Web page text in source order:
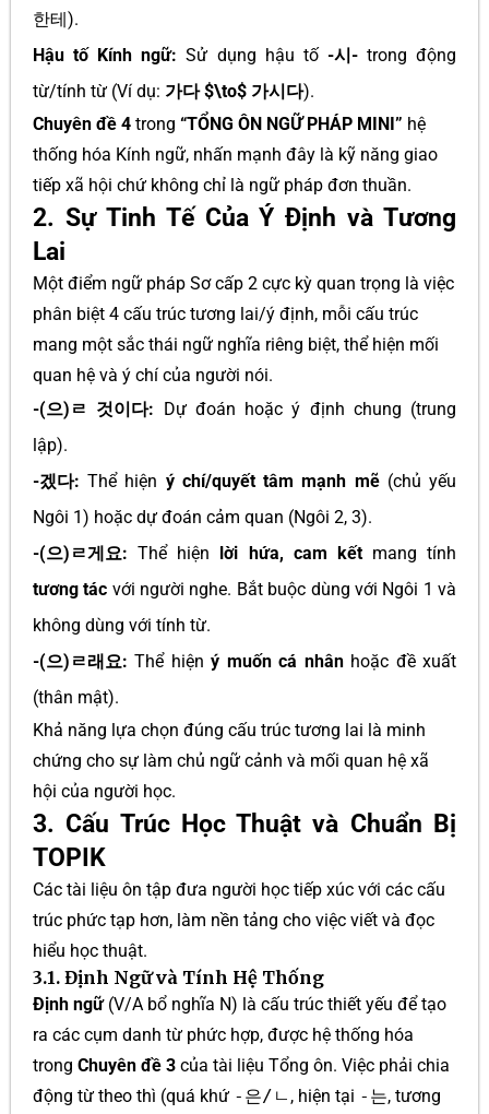
한테).
Hậu tố Kính ngữ: Sử dụng hậu tố -시-trong động
từ/tính từ (Ví dụ: 가다 $\to$ 가시다).
Chuyên đề 4 trong “TỔNG ÔN NGỮ PHÁP MINI” hệ
thống hóa Kính ngữ, nhấn mạnh đây là kỹ năng giao
tiếp xã hội chứ không chỉ là ngữ pháp đơn thuần.
2. Sự Tinh Tế Của Ý Định và Tương
Lai
Một điểm ngữ pháp Sơ cấp 2 cực kỳ quan trọng là việc
phân biệt 4 cấu trúc tương lai/ý định, mỗi cấu trúc
mang một sắc thái ngữ nghĩa riêng biệt, thể hiện mối
quan hệ và ý chí của người nói.
-(으)ㄹ 것이다: Dự đoán hoặc ý định chung (trung
lập).
-겠다: Thể hiện ý chí/quyết tâm mạnh mẽ(chủ yếu
Ngôi 1) hoặc dự đoán cảm quan (Ngôi 2, 3).
-(으)ㄹ게요: Thể hiện lời hứa, cam kếtmang tính
tương tác với người nghe. Bắt buộc dùng với Ngôi 1 và
không dùng với tính từ.
-(으)ㄹ래요: Thể hiệný muốn cá nhânhoặc đề xuất
(thân mật).
Khả năng lựa chọn đúng cấu trúc tương lai là minh
chứng cho sự làm chủ ngữ cảnh và mối quan hệ xã
hội của người học.
3. Cấu Trúc Học Thuật và Chuẩn Bị
TOPIK
Các tài liệu ôn tập đưa người học tiếp xúc với các cấu
trúc phức tạp hơn, làm nền tảng cho việc viết và đọc
hiểu học thuật.
3.1. Định Ngữ và Tính Hệ Thống
Định ngữ(V/A bổ nghĩa N) là cấu trúc thiết yếu để tạo
ra các cụm danh từ phức hợp, được hệ thống hóa
trong Chuyên đề 3 của tài liệu Tổng ôn. Việc phải chia
động từ theo thì (quá khứ -은/ㄴ , hiện tại -는, tương